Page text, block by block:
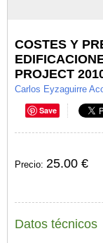
COSTES Y
PROJECT
Carlos Eyzaguirre
Save
Precio: 25.00 €
Datos técnicos